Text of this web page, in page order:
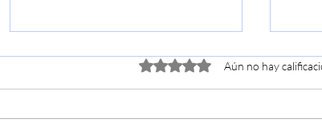
Obtuvo 0 de 5 estrellas.
Aún no hay